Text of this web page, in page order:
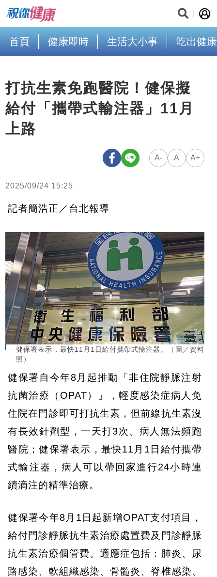
首頁 健康即時 生活大小事 吃出健康
打抗生素免跑醫院！健保擬
給付「攜帶式輸注器」11月
上路
A- A A+
2025/09/24 15:25
記者簡浩正／台北報導
健保署表示，最快11月1日給付攜帶式輸注器。（圖／資料
照）
健保署自今年8月起推動「非住院靜脈注射
抗菌治療（OPAT）」，輕度感染症病人免
住院在門診即可打抗生素，但前線抗生素沒
有長效針劑型，一天打3次、病人無法頻跑
醫院；健保署表示，最快11月1日給付攜帶
式輸注器，病人可以帶回家進行24小時連
續滴注的精準治療。
健保署今年8月1日起新增OPAT支付項目，
給付門診靜脈抗生素治療處置費及門診靜脈
抗生素治療個管費。適應症包括：肺炎、尿
路感染、軟組織感染、骨髓炎、脊椎感染、